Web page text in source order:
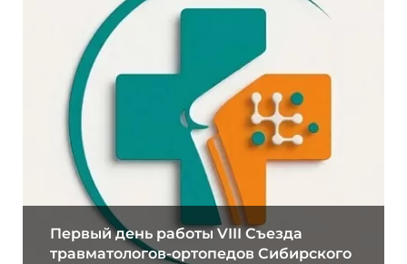
Первый день работы VIII Съезда
травматологов-ортопедов Сибирского